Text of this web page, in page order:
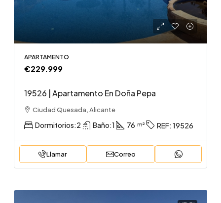
APARTAMENTO
€229.999
19526 | Apartamento En Doña Pepa
Ciudad Quesada, Alicante
Dormitorios:2 Baño:1 76 REF: 19526
Llamar Correo